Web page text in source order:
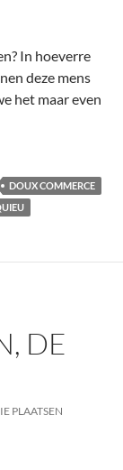
In hoeverre
deze mens
het maar even
en de markt
DOUX COMMERCE
DE
PLAATSEN